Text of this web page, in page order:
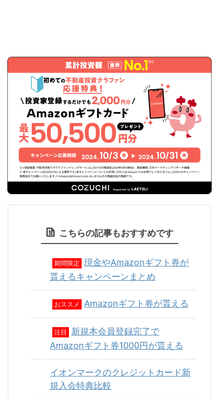
こちらの記事もおすすめです
期間限定
現金やAmazonギフト券が
貰えるキャンペーンまとめ
おススメ Amazonギフト券が貰える
注目
新規本会員登録完了で
Amazonギフト券1000円が貰える
イオンマークのクレジットカード新
規入会特典比較